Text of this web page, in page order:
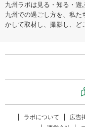
九州ラボは見る・知る・
九州での過ごし方を、私
かして取材し、撮影し、ど
ラボについて 広告